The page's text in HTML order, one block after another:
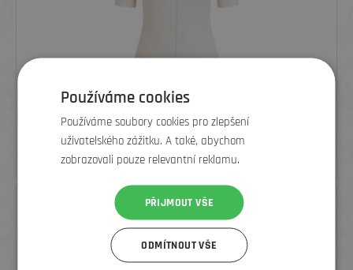
2 399 Kč1 919Kč
Používáme cookies
Používáme soubory cookies pro zlepšení
uživatelského zážitku. A také, abychom
zobrazovali pouze relevantní reklamu.
PŘIJMOUT VŠE
ODMÍTNOUT VŠE